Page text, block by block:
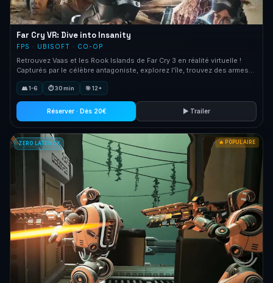
Far Cry VR: Dive into Insanity
FPS · UBISOFT · CO-OP
Retrouvez Vaas et les Rook Islands de Far Cry 3 en réalité virtuelle !
Capturés par le célèbre antagoniste, explorez l'île, trouvez des armes
et combattez pour survivre. Collaboration exclusive Zero Latency ×
Ubisoft.
👥 1-6 ⏱ 30 min 🎯 12+
Réserver · Dès 20€ ▶ Trailer
ZERO LATENCY 🔥 POPULAIRE